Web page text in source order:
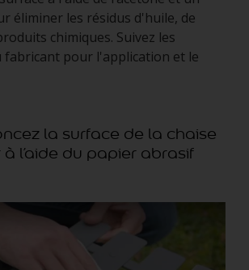
éliminer les résidus d'huile, de
chimiques. Suivez les
fabricant pour l'application et le
la surface de la chaise
l’aide du papier abrasif